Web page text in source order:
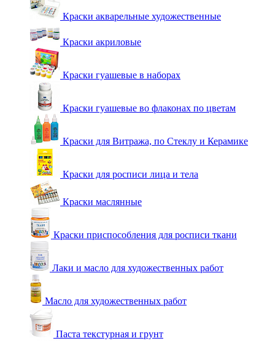
Краски акварельные художественные
Краски акриловые
Краски гуашевые в наборах
Краски гуашевые во флаконах по цветам
Краски для Витража, по Стеклу и Керамике
Краски для росписи лица и тела
Краски маслянные
Краски приспособления для росписи ткани
Лаки и масло для художественных работ
Масло для художественных работ
Паста текстурная и грунт